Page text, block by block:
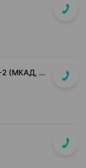
Сеницкий с/с, ул. Мирутко, д. 68/3-2 (МКАД, 22 км, около магазина Мастак)